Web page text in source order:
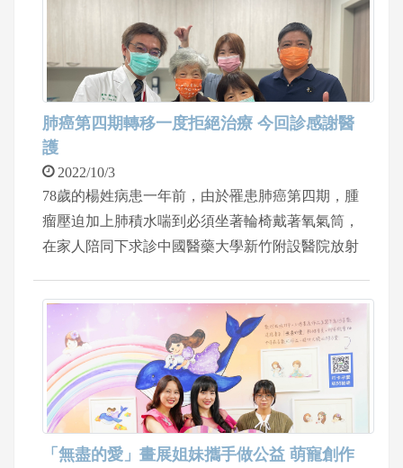
點以後請勿進食，同時當天檢查要攜帶身分證和健
肺癌第四期轉移一度拒絕治療 今回診感謝醫
護
2022/10/3
78歲的楊姓病患一年前，由於罹患肺癌第四期，腫
瘤壓迫加上肺積水喘到必須坐著輪椅戴著氧氣筒，
在家人陪同下求診中國醫藥大學新竹附設醫院放射
下，原本坐輪椅變成只能躺在病床，經過治療，一
年多後，她精心打扮，穿著高跟鞋，氣色良好，和
兒女一起到診間感謝敬命恩人郭于誠主任
「無盡的愛」畫展姐妹攜手做公益 萌寵創作